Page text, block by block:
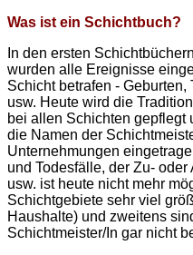
Was ist ein Schichtbuch?
In den ersten
wurden alle Ereignisse
Schicht betrafen -
usw. Heute wird die
bei allen Schichten gepflegt
die Namen der
Unternehmungen
und Todesfälle, der Zu-
usw. ist heute nicht mehr
Schichtgebiete sehr viel
Haushalte) und zweitens
Schichtmeister/In gar nicht